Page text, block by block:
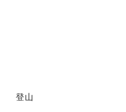
登山